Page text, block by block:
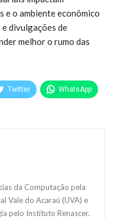
e o ambiente econômico
divulgações de
melhor o rumo das
Twitter WhatsApp
da Computação pela
Vale do Acaraú (UVA) e
pelo Instituto Renascer.